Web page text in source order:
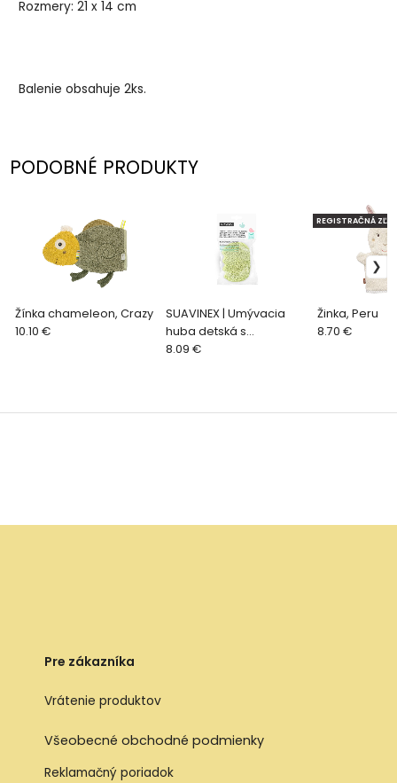
Rozmery: 21 x 14 cm
Balenie obsahuje 2ks.
PODOBNÉ PRODUKTY
Žínka chameleon, Crazy
10.10 €
SUAVINEX | Umývacia
huba detská s
výťažkami bambusu
8.09 €
Žinka, Peru
REGISTRAČNÁ
8.70 €
Pre zákazníka
Vrátenie produktov
Všeobecné obchodné podmienky
Reklamačný poriadok